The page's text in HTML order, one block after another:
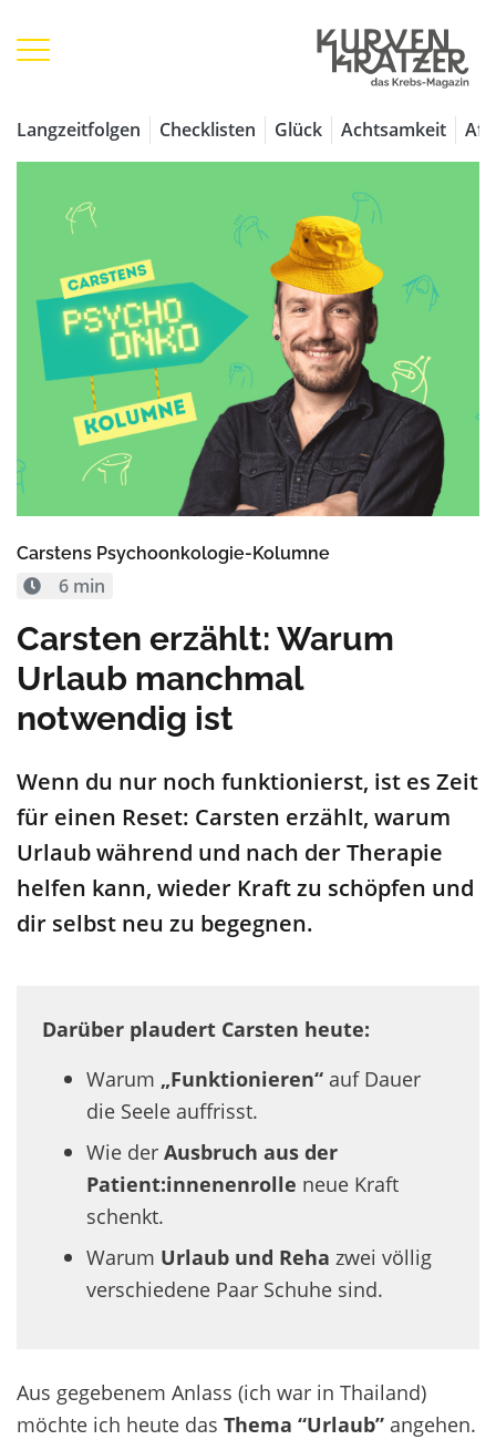
Langzeitfolgen Checklisten Glück Achtsamkeit
Carstens Psychoonkologie-Kolumne
6 min
Carsten erzählt: Warum
Urlaub manchmal
notwendig ist
Wenn du nur noch funktionierst, ist es Zeit
für einen Reset: Carsten erzählt, warum
Urlaub während und nach der Therapie
helfen kann, wieder Kraft zu schöpfen und
dir selbst neu zu begegnen.
Darüber plaudert Carsten heute:
Warum „Funktionieren“ auf Dauer
die Seele auffrisst.
Wie der Ausbruch aus der
Patient:innenenrolle neue Kraft
schenkt.
Warum Urlaub und Reha zwei völlig
verschiedene Paar Schuhe sind.
Aus gegebenem Anlass (ich war in Thailand)
möchte ich heute das Thema “Urlaub” angehen.